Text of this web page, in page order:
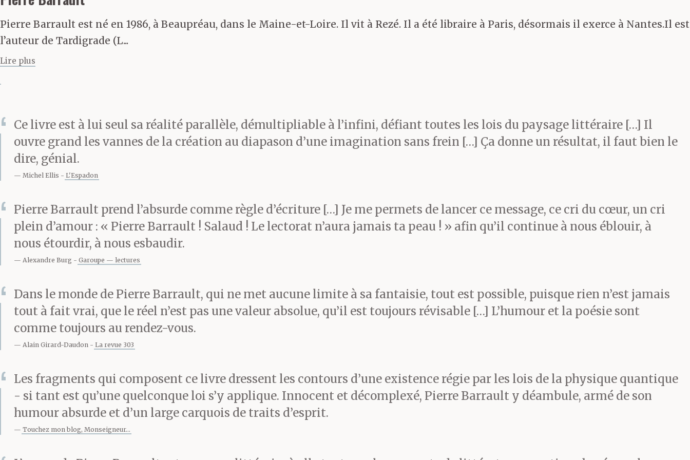
Pierre Barrault est né en 1986, à Beaupréau, dans le Maine-et-Loire. Il vit à Rezé. Il a été libraire à Paris, désormais il exerce à Nantes.Il est
l’auteur de Tardigrade (L...
Lire plus
Ce livre est à lui seul sa réalité parallèle, démultipliable à l’infini, défiant toutes les lois du paysage littéraire […] Il
ouvre grand les vannes de la création au diapason d’une imagination sans frein […] Ça donne un résultat, il faut bien le
dire, génial.
Michel Ellis L'Espadon
Pierre Barrault prend l’absurde comme règle d’écriture […] Je me permets de lancer ce message, ce cri du cœur, un cri
plein d’amour : « Pierre Barrault ! Salaud ! Le lectorat n’aura jamais ta peau ! » afin qu’il continue à nous éblouir, à
nous étourdir, à nous esbaudir.
Alexandre Burg Garoupe — lectures
Dans le monde de Pierre Barrault, qui ne met aucune limite à sa fantaisie, tout est possible, puisque rien n’est jamais
tout à fait vrai, que le réel n’est pas une valeur absolue, qu’il est toujours révisable […] L’humour et la poésie sont
comme toujours au rendez-vous.
Alain Girard-Daudon La revue 303
Les fragments qui composent ce livre dressent les contours d’une existence régie par les lois de la physique quantique
- si tant est qu’une quelconque loi s’y applique. Innocent et décomplexé, Pierre Barrault y déambule, armé de son
humour absurde et d’un large carquois de traits d’esprit.
Touchez mon blog, Monseigneur...